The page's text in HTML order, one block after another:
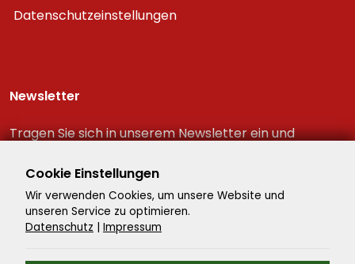
Datenschutzeinstellungen
Newsletter
Tragen Sie sich in unserem Newsletter ein und
Reiseschnäppchen!
Cookie Einstellungen
Wir verwenden Cookies, um unsere Website und
unseren Service zu optimieren.
Datenschutz | Impressum